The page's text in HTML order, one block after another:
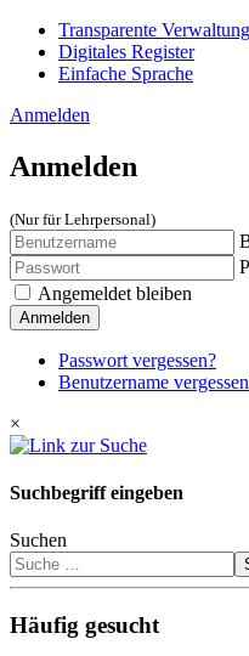
Transparente Verwaltung
Digitales Register
Einfache Sprache
Anmelden
Anmelden
(Nur für Lehrpersonal)
Angemeldet bleiben
Anmelden
Passwort vergessen?
Benutzername
×
Suchbegriff eingeben
Suchen
Häufig gesucht